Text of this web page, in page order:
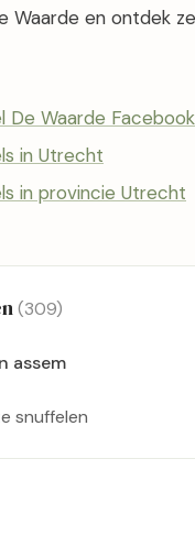
Waarde en ontdek
De Waarde Facebook
in Utrecht
in provincie Utrecht
(309)
assem
snuffelen